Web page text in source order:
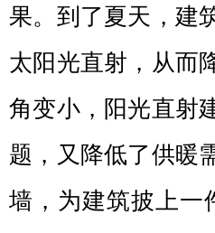
果。到了夏天，建
太阳光直射，从而
角变小，阳光直射
题，又降低了供暖
墙，为建筑披上一